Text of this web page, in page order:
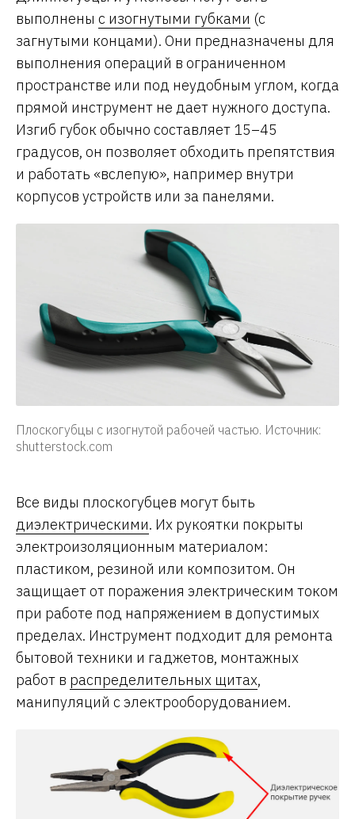
выполнены с изогнутыми губками (с
загнутыми концами). Они предназначены для
выполнения операций в ограниченном
пространстве или под неудобным углом, когда
прямой инструмент не дает нужного доступа.
Изгиб губок обычно составляет 15–45
градусов, он позволяет обходить препятствия
и работать «вслепую», например внутри
корпусов устройств или за панелями.
Плоскогубцы с изогнутой рабочей частью. Источник:
shutterstock.com
Все виды плоскогубцев могут быть
диэлектрическими. Их рукоятки покрыты
электроизоляционным материалом:
пластиком, резиной или композитом. Он
защищает от поражения электрическим током
при работе под напряжением в допустимых
пределах. Инструмент подходит для ремонта
бытовой техники и гаджетов, монтажных
работ в распределительных щитах,
манипуляций с электрооборудованием.